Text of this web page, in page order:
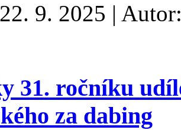
22. 9. 2025 |
31. ročníku
za dabing